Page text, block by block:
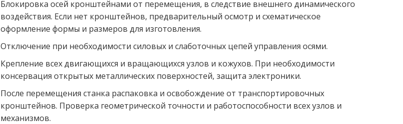
Блокировка осей кронштейнами от перемещения, в следствие внешнего динамического
воздействия. Если нет кронштейнов, предварительный осмотр и схематическое
оформление формы и размеров для изготовления.
Отключение при необходимости силовых и слаботочных цепей управления осями.
Крепление всех двигающихся и вращающихся узлов и кожухов. При необходимости
консервация открытых металлических поверхностей, защита электроники.
После перемещения станка распаковка и освобождение от транспортировочных
кронштейнов. Проверка геометрической точности и работоспособности всех узлов и
механизмов.